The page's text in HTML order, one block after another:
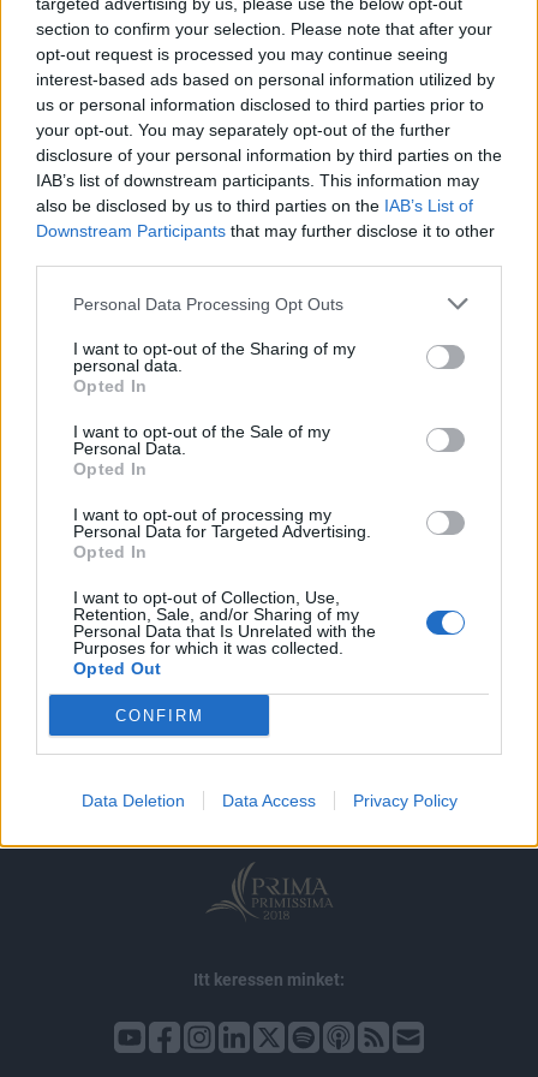
section to confirm your selection. Please note that after your
opt-out request is processed you may continue seeing
interest-based ads based on personal information utilized by
us or personal information disclosed to third parties prior to
your opt-out. You may separately opt-out of the further
disclosure of your personal information by third parties on the
IAB’s list of downstream participants. This information may
also be disclosed by us to third parties on the IAB’s List of
Downstream Participants that may further disclose it to other
Personal Data Processing Opt Outs
I want to opt-out of the Sharing of my
personal data.
Opted In
I want to opt-out of the Sale of my
Personal Data.
Opted In
I want to opt-out of processing my
Personal Data for Targeted Advertising.
Opted In
I want to opt-out of Collection, Use,
Retention, Sale, and/or Sharing of my
Personal Data that Is Unrelated with the
Purposes for which it was collected.
Opted Out
CONFIRM
Data Deletion Data Access Privacy Policy
inflációs és a kamatemelési félelmeket  utóbbihoz
kapcsolódóan...
KEDVES OLVASÓNK!
A keresett cikk a portfolio.hu hírarchívumához
tartozik, melynek olvasása előfizetéses
regisztrációhoz kötött.
Az előfizetés a következőket tartalmazza:
Portfolio.hu teljes cikkarchívum
kötéslistái
© 2026 Portfolio
kommentkezelés
ÁSZF
Itt keressen minket: